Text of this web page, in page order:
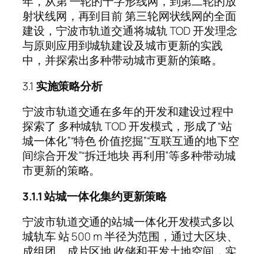
射状线网，再到目前 第三轮网状线网的全面
建设，宁波市轨道交通将城轨 TOD 开发理念
与原则应用到城轨建设及城市更新的实践
中，并探索出多种带动城市更新的策略。
3.1 实施策略分析
宁波市轨道交通在多年的开发和建设过程中
探索了 多种城轨 TOD 开发模式，形成了“站
城一体化”“特色 价值挖掘”“互联互通的地下空
间综合开发”“拆迁地块 再利用”等多种带动城
市更新的策略。
3.1.1 站城一体化集约更新策略
宁波市轨道交通的站城一体化开发模式多以
城轨车 站 500 m 半径为范围，通过大区块、